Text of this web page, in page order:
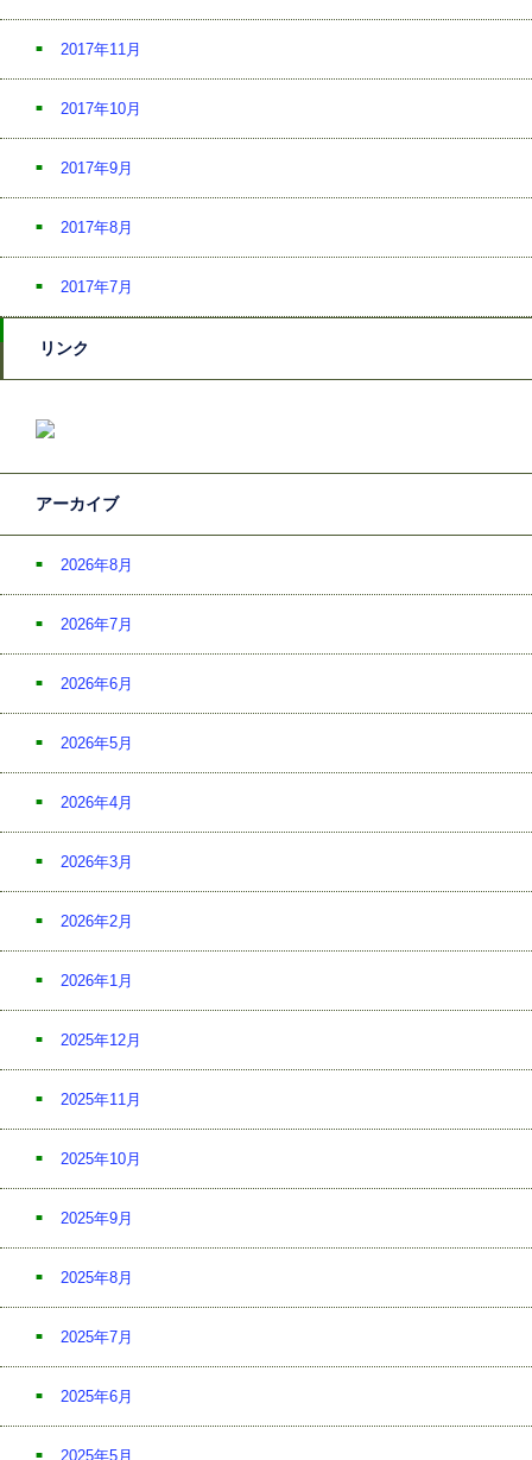
2017年11月
2017年10月
2017年9月
2017年8月
2017年7月
リンク
アーカイブ
2026年8月
2026年7月
2026年6月
2026年5月
2026年4月
2026年3月
2026年2月
2026年1月
2025年12月
2025年11月
2025年10月
2025年9月
2025年8月
2025年7月
2025年6月
2025年5月